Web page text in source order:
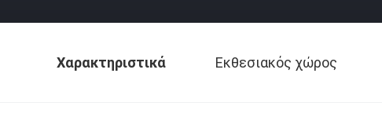
Χαρακτηριστικά Εκθεσιακός χώρος